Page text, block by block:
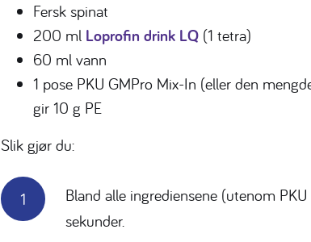
Fersk spinat
200 ml Loprofin drink LQ (1 tetra)
60 ml vann
1 pose PKU GMPro Mix-In (eller den
gir 10 g PE
Slik gjør du:
Bland alle ingrediensene (utenom
sekunder.